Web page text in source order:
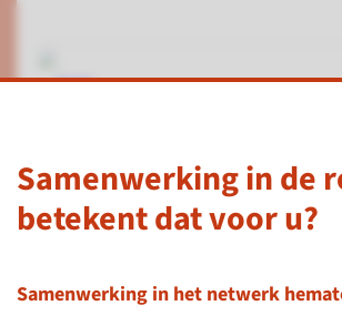
Samenwerking in de
betekent dat voor u?
Samenwerking in het netwerk
Informatie voor
Informatie voor zorgverleners